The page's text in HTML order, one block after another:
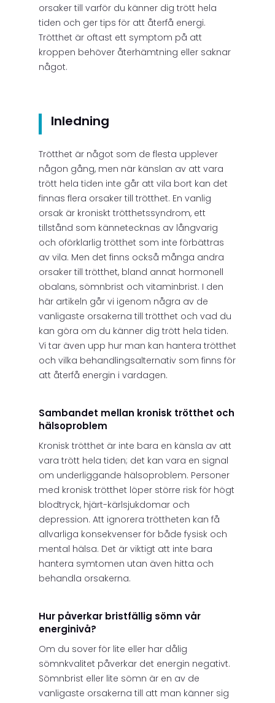
orsaker till varför du känner dig trött hela
tiden och ger tips för att återfå energi.
Trötthet är oftast ett symptom på att
kroppen behöver återhämtning eller saknar
något.
Inledning
Trötthet är något som de flesta upplever
någon gång, men när känslan av att vara
trött hela tiden inte går att vila bort kan det
finnas flera orsaker till trötthet. En vanlig
orsak är kroniskt trötthetssyndrom, ett
tillstånd som kännetecknas av långvarig
och oförklarlig trötthet som inte förbättras
av vila. Men det finns också många andra
orsaker till trötthet, bland annat hormonell
obalans, sömnbrist och vitaminbrist. I den
här artikeln går vi igenom några av de
vanligaste orsakerna till trötthet och vad du
kan göra om du känner dig trött hela tiden.
Vi tar även upp hur man kan hantera trötthet
och vilka behandlingsalternativ som finns för
att återfå energin i vardagen.
Sambandet mellan kronisk trötthet och
hälsoproblem
Kronisk trötthet är inte bara en känsla av att
vara trött hela tiden; det kan vara en signal
om underliggande hälsoproblem. Personer
med kronisk trötthet löper större risk för högt
blodtryck, hjärt-kärlsjukdomar och
depression. Att ignorera tröttheten kan få
allvarliga konsekvenser för både fysisk och
mental hälsa. Det är viktigt att inte bara
hantera symtomen utan även hitta och
behandla orsakerna.
Hur påverkar bristfällig sömn vår
energinivå?
Om du sover för lite eller har dålig
sömnkvalitet påverkar det energin negativt.
Sömnbrist eller lite sömn är en av de
vanligaste orsakerna till att man känner sig